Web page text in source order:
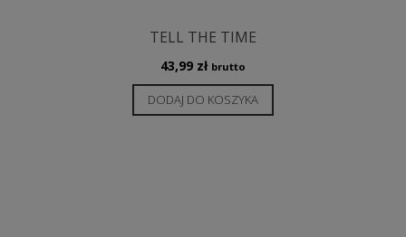
TELL THE TIME
43,99 zł brutto
DODAJ DO KOSZYKA